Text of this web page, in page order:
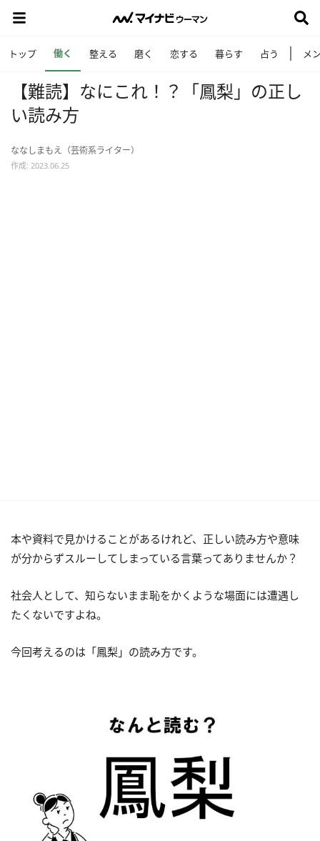
トップ 働く 整える 磨く 恋する 暮らす 占う メ
【難読】なにこれ！？「鳳梨」の正し
い読み方
ななしまもえ（芸術系ライター）
作成: 2023.06.25
本や資料で見かけることがあるけれど、正しい読み方や意味
が分からずスルーしてしまっている言葉ってありませんか？
社会人として、知らないまま恥をかくような場面には遭遇し
たくないですよね。
今回考えるのは「鳳梨」の読み方です。